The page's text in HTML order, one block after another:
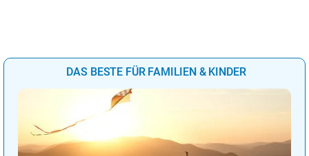
DAS BESTE FÜR FAMILIEN & KINDER